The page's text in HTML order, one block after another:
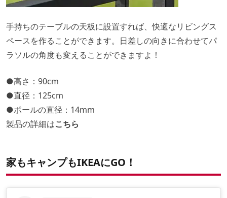
手持ちのテーブルの天板に設置すれば、快適なリビングス
ペースを作ることができます。日差しの向きに合わせてパ
ラソルの角度も変えることができますよ！
●高さ：90cm
●直径：125cm
●ポールの直径：14mm
製品の詳細はこちら
家もキャンプもIKEAにGO！